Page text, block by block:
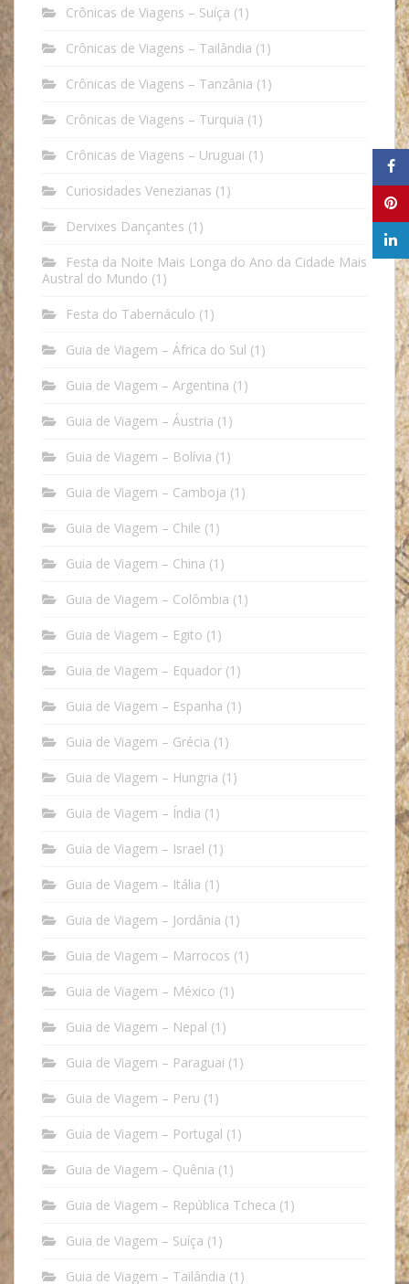
Crônicas de Viagens – Suíça (1)
Crônicas de Viagens – Tailândia (1)
Crônicas de Viagens – Tanzânia (1)
Crônicas de Viagens – Turquia (1)
Crônicas de Viagens – Uruguai (1)
Curiosidades Venezianas (1)
Dervixes Dançantes (1)
Festa da Noite Mais Longa do Ano da Cidade Mais
Austral do Mundo (1)
Festa do Tabernáculo (1)
Guia de Viagem – África do Sul (1)
Guia de Viagem – Argentina (1)
Guia de Viagem – Áustria (1)
Guia de Viagem – Bolívia (1)
Guia de Viagem – Camboja (1)
Guia de Viagem – Chile (1)
Guia de Viagem – China (1)
Guia de Viagem – Colômbia (1)
Guia de Viagem – Egito (1)
Guia de Viagem – Equador (1)
Guia de Viagem – Espanha (1)
Guia de Viagem – Grécia (1)
Guia de Viagem – Hungria (1)
Guia de Viagem – Índia (1)
Guia de Viagem – Israel (1)
Guia de Viagem – Itália (1)
Guia de Viagem – Jordânia (1)
Guia de Viagem – Marrocos (1)
Guia de Viagem – México (1)
Guia de Viagem – Nepal (1)
Guia de Viagem – Paraguai (1)
Guia de Viagem – Peru (1)
Guia de Viagem – Portugal (1)
Guia de Viagem – Quênia (1)
Guia de Viagem – República Tcheca (1)
Guia de Viagem – Suíça (1)
Guia de Viagem – Tailândia (1)